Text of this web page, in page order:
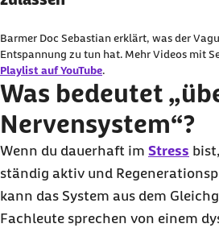
Inhalte auf der Website anzeigen
Ich bin damit einverstanden, dass
Daten an Drittplattform
in unsererDatenschutzerklärung
Barmer Doc Sebastian erklärt, was der
Entspannung zu tun hat. Mehr Videos mit
Playlist auf YouTube.
Was bedeutet
Nervensystem“?
Wenn du dauerhaft im Stress
ständig aktiv und
kann das System aus dem
Fachleute sprechen von einem